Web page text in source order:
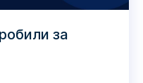
за